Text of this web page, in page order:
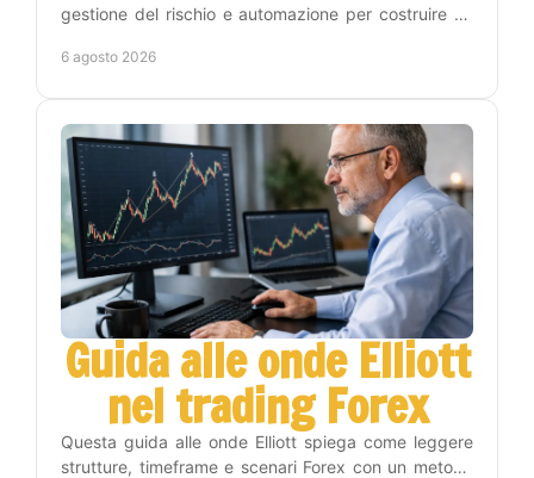
gestione del rischio e automazione per costruire un
giorno.
6 agosto 2026
Guida alle onde Elliott
nel trading Forex
Questa guida alle onde Elliott spiega come leggere
strutture, timeframe e scenari Forex con un metodo